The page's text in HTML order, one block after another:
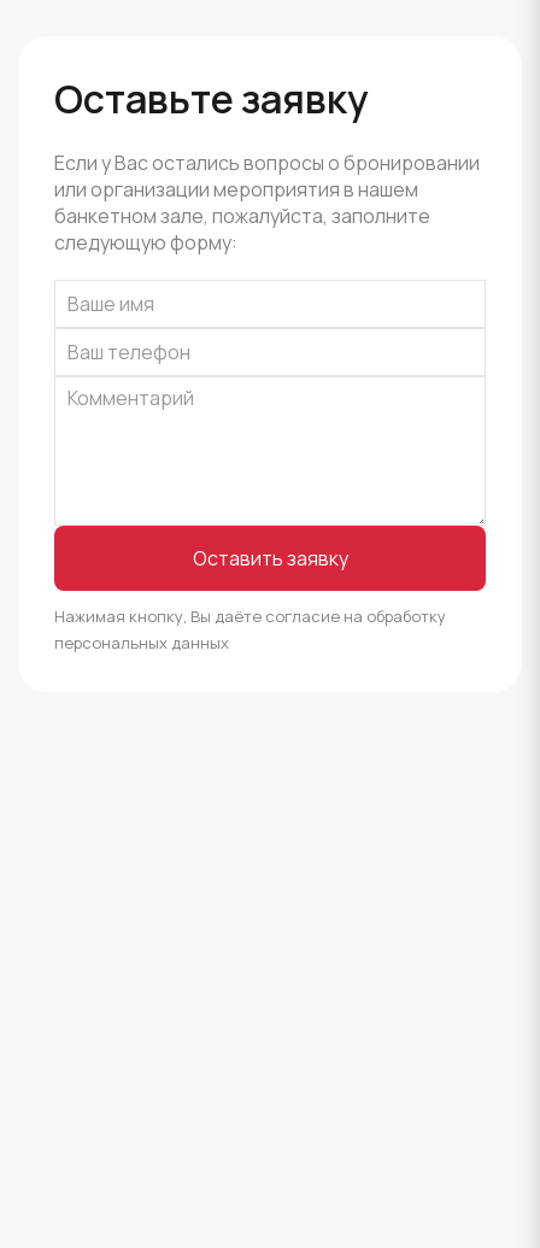
Оставьте заявку
Если у Вас остались вопросы о бронировании
или организации мероприятия в нашем
банкетном зале, пожалуйста, заполните
следующую форму:
Оставить заявку
Нажимая кнопку, Вы даёте согласие на обработку
персональных данных